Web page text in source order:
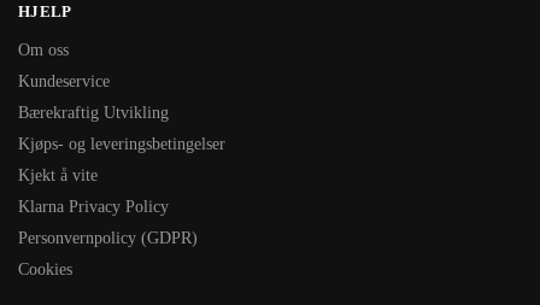
HJELP
Om oss
Kundeservice
Bærekraftig Utvikling
Kjøps- og leveringsbetingelser
Kjekt å vite
Klarna Privacy Policy
Personvernpolicy (GDPR)
Cookies